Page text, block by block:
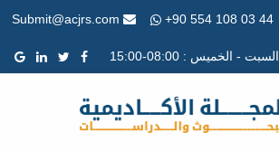
+90 554 108 03 44
السبت - الخميس : 08:00-15:00